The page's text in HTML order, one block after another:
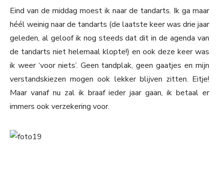
Eind van de middag moest ik naar de tandarts. Ik ga maar
héél weinig naar de tandarts (de laatste keer was drie jaar
geleden, al geloof ik nog steeds dat dit in de agenda van
de tandarts niet helemaal klopte!) en ook deze keer was
ik weer ‘voor niets’. Geen tandplak, geen gaatjes en mijn
verstandskiezen mogen ook lekker blijven zitten. Eitje!
Maar vanaf nu zal ik braaf ieder jaar gaan, ik betaal er
immers ook verzekering voor.